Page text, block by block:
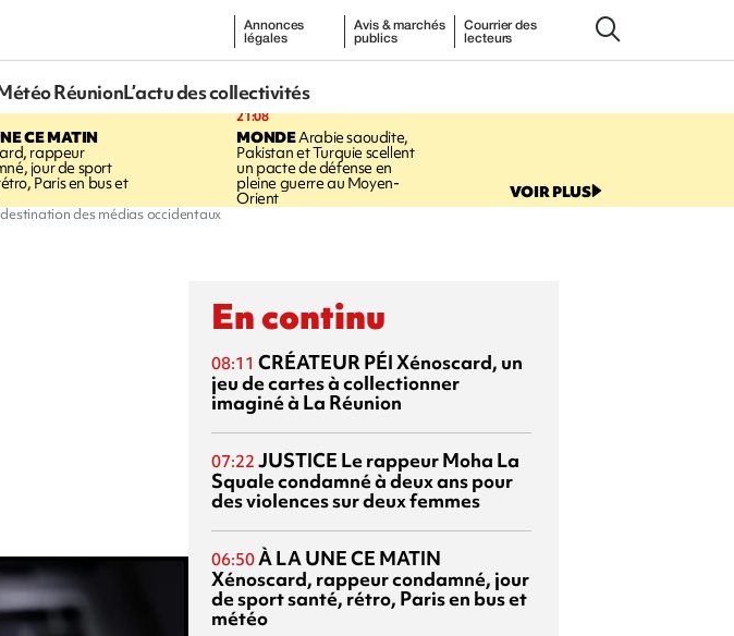
Annonces
légales
Avis & marchés
publics
Courrier des
lecteurs
RéunionL’actu des collectivités
CE MATIN
rappeur
jour de sport
Paris en bus et
21:08
MONDEArabie saoudite,
Pakistan et Turquie scellent
un pacte de défense en
pleine guerre au Moyen-
Orient VOIR PLUS
des médias occidentaux
En continu
08:11 CRÉATEUR PÉIXénoscard, un
jeu de cartes à collectionner
imaginé à La Réunion
07:22 JUSTICE Le rappeur Moha La
Squale condamné à deux ans pour
des violences sur deux femmes
06:50À LA UNE CE MATIN
Xénoscard, rappeur condamné, jour
de sport santé, rétro, Paris en bus et
météo